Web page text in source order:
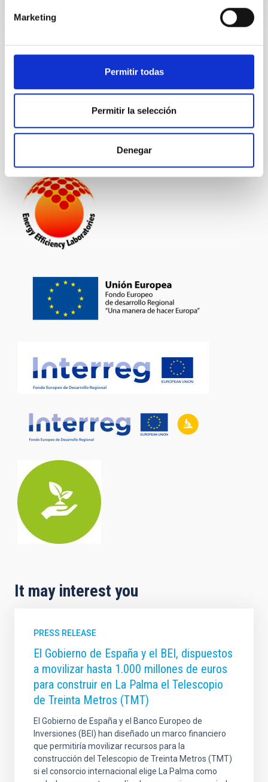
Marketing
Permitir todas
Permitir la selección
Denegar
OUTREACH
Meteor showers
It may interest you
PRESS RELEASE
El Gobierno de España y el BEI, dispuestos
a movilizar hasta 1.000 millones de euros
para construir en La Palma el Telescopio
de Treinta Metros (TMT)
El Gobierno de España y el Banco Europeo de
Inversiones (BEI) han diseñado un marco financiero
que permitiría movilizar recursos para la
construcción del Telescopio de Treinta Metros (TMT)
si el consorcio internacional elige La Palma como